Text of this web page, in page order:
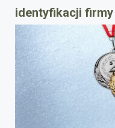
identyfikacji firmy